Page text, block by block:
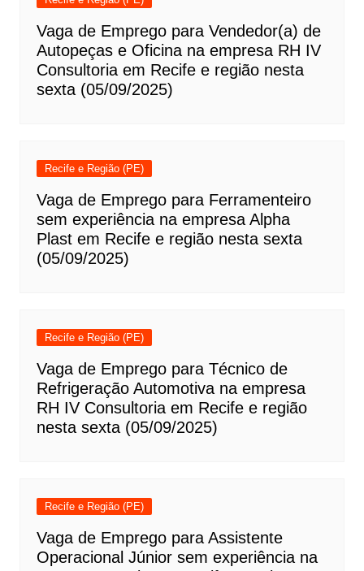
Vaga de Emprego para Vendedor(a) de
Autopeças e Oficina na empresa RH IV
Consultoria em Recife e região nesta
sexta (05/09/2025)
Recife e Região (PE)
Vaga de Emprego para Ferramenteiro
sem experiência na empresa Alpha
Plast em Recife e região nesta sexta
(05/09/2025)
Recife e Região (PE)
Vaga de Emprego para Técnico de
Refrigeração Automotiva na empresa
RH IV Consultoria em Recife e região
nesta sexta (05/09/2025)
Recife e Região (PE)
Vaga de Emprego para Assistente
Operacional Júnior sem experiência na